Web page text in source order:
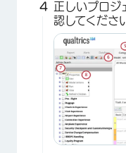
正しいプロジ
認してくださ